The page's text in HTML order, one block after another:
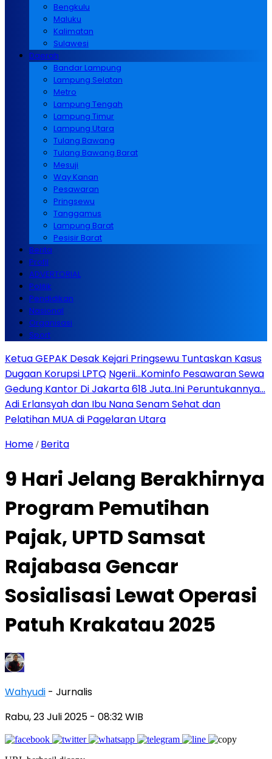
Bengkulu
Maluku
Kalimatan
Sulawesi
Daerah
Bandar Lampung
Lampung Selatan
Metro
Lampung Tengah
Lampung Timur
Lampung Utara
Tulang Bawang
Tulang Bawang Barat
Mesuji
Way Kanan
Pesawaran
Pringsewu
Tanggamus
Lampung Barat
Pesisir Barat
Berita
Profil
ADVERTORIAL
Politik
Pendidikan
Nasional
Organisasi
Sport
Ketua GEPAK Desak Kejari Pringsewu Tuntaskan Kasus
Dugaan Korupsi LPTQ Ngerii…Kominfo Pesawaran Sewa
Gedung Kantor Di Jakarta 618 Juta..Ini Peruntukannya…
Adi Erlansyah dan Ibu Nana Senam Sehat dan
Pelatihan MUA di Pagelaran Utara
Home / Berita
9 Hari Jelang Berakhirnya
Program Pemutihan
Pajak, UPTD Samsat
Rajabasa Gencar
Sosialisasi Lewat Operasi
Patuh Krakatau 2025
Wahyudi - Jurnalis
Rabu, 23 Juli 2025 - 08:32 WIB